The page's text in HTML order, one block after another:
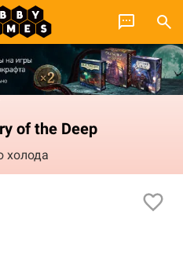
of the Deep
холода